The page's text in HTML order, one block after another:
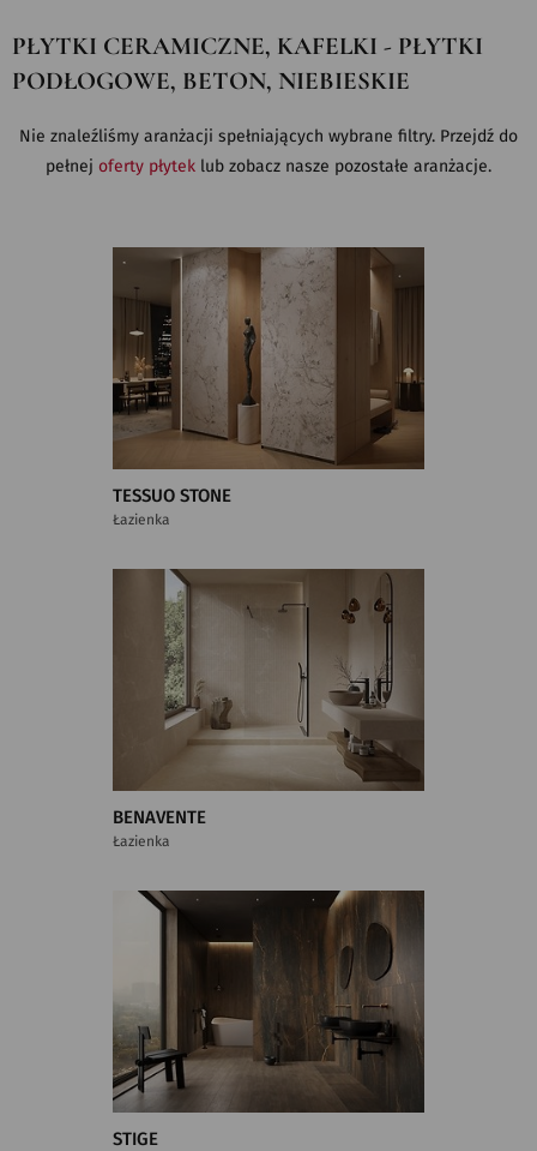
PŁYTKI CERAMICZNE, KAFELKI - PŁYTKI
PODŁOGOWE, BETON, NIEBIESKIE
Nie znaleźliśmy aranżacji spełniających wybrane filtry. Przejdź do
pełnej oferty płytek lub zobacz nasze pozostałe aranżacje.
TESSUO STONE
Łazienka
BENAVENTE
Łazienka
STIGE